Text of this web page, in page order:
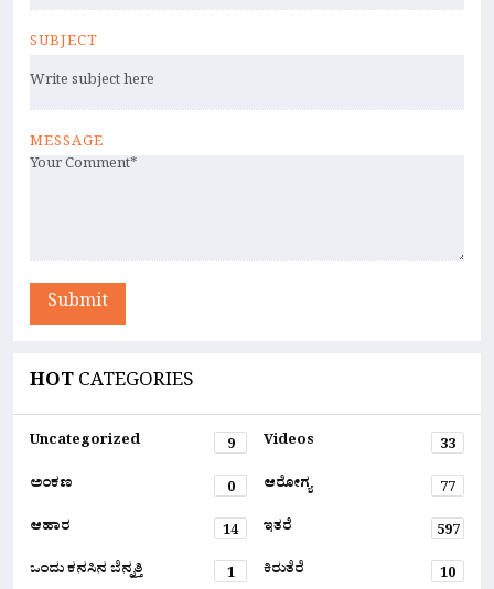
SUBJECT
MESSAGE
Submit
HOTCATEGORIES
Uncategorized 9 Videos
33
ಅಂಕಣ
0 ಆರೋಗ್ಯ
77
ಆಹಾರ
14 ಇತರೆ
597
ಒಂದು ಕನಸಿನ ಬೆನ್ನತ್ತಿ
1 ಕಿರುತೆರೆ
10